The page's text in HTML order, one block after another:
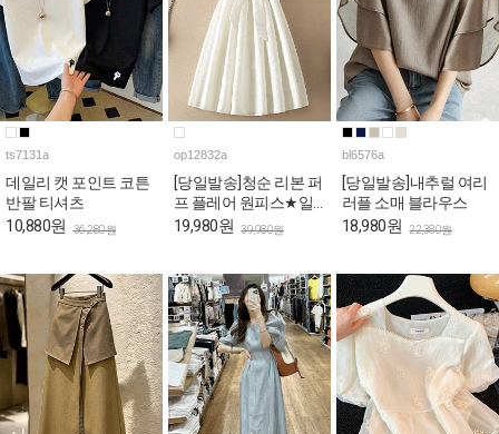
ts7131a
데일리 캣 포인트 코튼
반팔 티셔츠
10,880원 36,280원
op12832a
[당일발송]청순 리본 퍼
프 플레어 원피스★일
요특가 자정마감
19,980원 39,980원
bl6576a
[당일발송]내추럴 여리
러플 소매 블라우스
18,980원 22,380원